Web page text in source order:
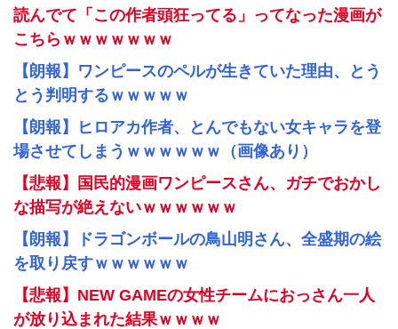
読んでて「この作者頭狂ってる」ってなった漫画が
こちらｗｗｗｗｗｗｗ
【朗報】ワンピースのペルが生きていた理由、とう
とう判明するｗｗｗｗｗ
【朗報】ヒロアカ作者、とんでもない女キャラを登
場させてしまうｗｗｗｗｗｗ（画像あり）
【悲報】国民的漫画ワンピースさん、ガチでおかし
な描写が絶えないｗｗｗｗｗｗ
【朗報】ドラゴンボールの鳥山明さん、全盛期の絵
を取り戻すｗｗｗｗｗｗ
【悲報】NEW GAMEの女性チームにおっさん一人
が放り込まれた結果ｗｗｗｗ